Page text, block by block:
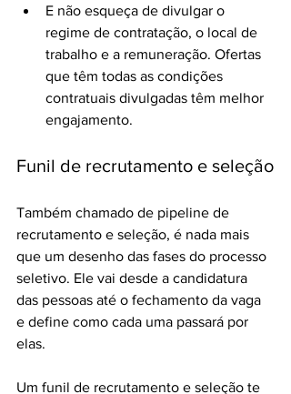
E não esqueça de divulgar o
regime de contratação, o local de
trabalho e a remuneração. Ofertas
que têm todas as condições
contratuais divulgadas têm melhor
engajamento.
Funil de recrutamento e seleção
Também chamado de pipeline de
recrutamento e seleção, é nada mais
que um desenho das fases do processo
seletivo. Ele vai desde a candidatura
das pessoas até o fechamento da vaga
e define como cada uma passará por
elas.
Um funil de recrutamento e seleção te